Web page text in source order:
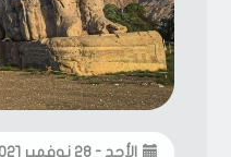
الأحد - ٢٨ نوفمبر ٢٠٢١